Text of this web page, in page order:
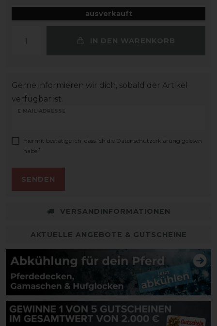
ausverkauft
IN DEN WARENKORB
Gerne informieren wir dich, sobald der Artikel
verfügbar ist.
E-MAIL-ADRESSE
Hiermit bestätige ich, dass ich die Daten­schutz­erklärung gelesen
habe. *
SENDEN
VERSANDINFORMATIONEN
AKTUELLE ANGEBOTE & GUTSCHEINE